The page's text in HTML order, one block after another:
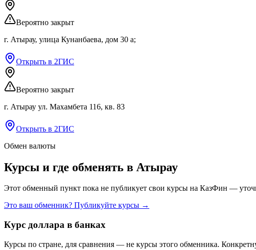
Вероятно закрыт
г. Атырау, улица Кунанбаева, дом 30 а;
Открыть в 2ГИС
Вероятно закрыт
г. Атырау ул. Махамбета 116, кв. 83
Открыть в 2ГИС
Обмен валюты
Курсы и где обменять в Атырау
Этот обменный пункт пока не публикует свои курсы на КазФин —
Это ваш обменник? Публикуйте курсы →
Курс доллара в банках
Курсы по стране, для сравнения — не курсы этого обменника.